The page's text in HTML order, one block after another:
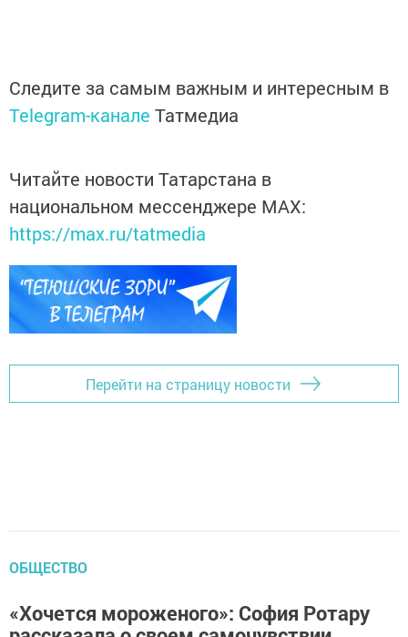
Следите за самым важным и интересным в
Telegram-канале Татмедиа
Читайте новости Татарстана в
национальном мессенджере MАХ:
https://max.ru/tatmedia
Перейти на страницу новости
ОБЩЕСТВО
«Хочется мороженого»: София Ротару